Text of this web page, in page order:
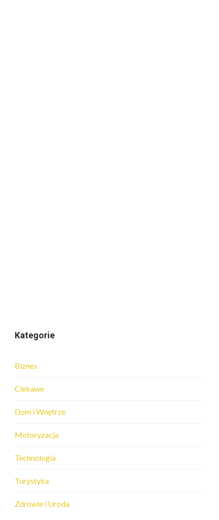
Kategorie
Biznes
Ciekawe
Dom i Wnętrze
Motoryzacja
Technologia
Turystyka
Zdrowie i Uroda